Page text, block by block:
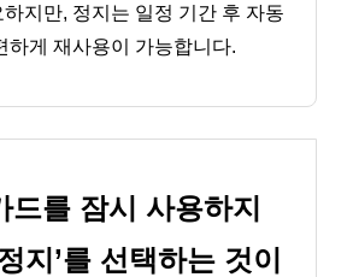
지만, 정지는 일정 기간 후 자동
하게 재사용이 가능합니다.
드를 잠시 사용하지
지’를 선택하는 것이